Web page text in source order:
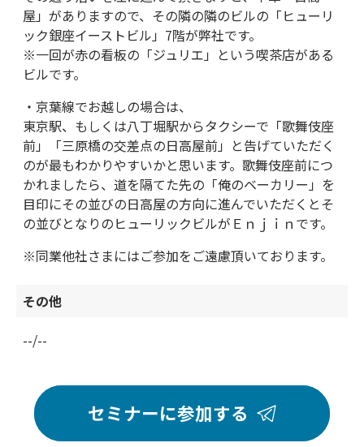
屋」がありますので、その隣の隣のビルの「ヒューリ
ック銀座イーストビル」7階が弊社です。
※一回が赤の看板の「ジュリエ」という喫茶店がある
ビルです。
・京葉線でお越しの場合は、
東京駅、もしくは八丁堀駅からタクシーで「歌舞伎座
前」「三原橋の交差点の日高屋前」と告げていただく
のが最もわかりやすいかと思います。歌舞伎座前につ
かれましたら、道を隔てた先の「俺のベーカリー」を
目印にその並びの日高屋の方向に進んでいただくとそ
の並びとなりのヒューリックビルがＥｎｊｉｎです。
※同業他社さまにはご参加をご遠慮頂いております。
その他
--/--
セミナーに参加する